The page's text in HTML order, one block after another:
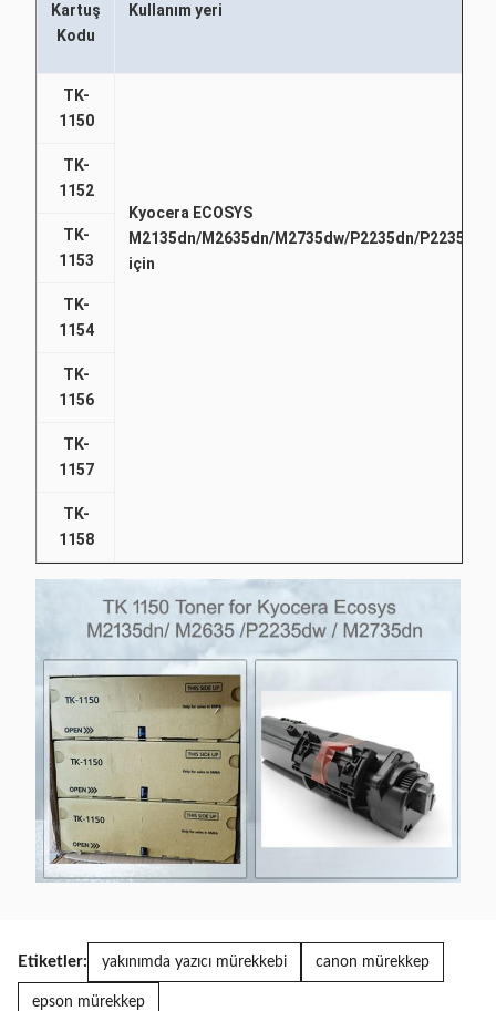
Kartuş
Kodu
Kullanım yeri
TK-
1150
Kyocera ECOSYS
M2135dn/M2635dn/M2735dw/P2235dn/P2235dw
için
TK-
1152
TK-
1153
TK-
1154
TK-
1156
TK-
1157
TK-
1158
Etiketler: yakınımda yazıcı mürekkebi canon mürekkep
epson mürekkep